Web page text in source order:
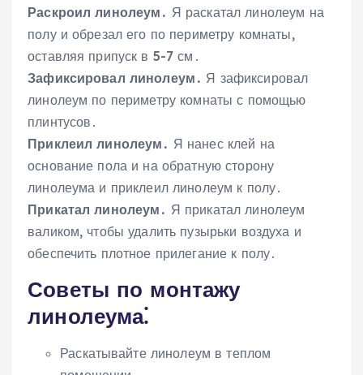
Раскроил линолеум․ Я раскатал линолеум на
полу и обрезал его по периметру комнаты,
оставляя припуск в 5-7 см․
Зафиксировал линолеум․ Я зафиксировал
линолеум по периметру комнаты с помощью
плинтусов․
Приклеил линолеум․ Я нанес клей на
основание пола и на обратную сторону
линолеума и приклеил линолеум к полу․
Прикатал линолеум․ Я прикатал линолеум
валиком, чтобы удалить пузырьки воздуха и
обеспечить плотное прилегание к полу․
Советы по монтажу
линолеума⁚
Раскатывайте линолеум в теплом